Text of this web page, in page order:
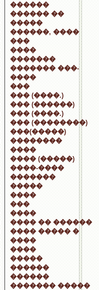
������
������ ��
�����
������, ����
���
����
�������
������� ���-
����
���
��� (����.)
��� (������)
��� (����.)
��� (��������)
���(�����)
��������
����
���� (�����)
����-����
�������
�����
����
���
����
���� �� ������
���� ����� �
����
����
�����
������
������
������� �����